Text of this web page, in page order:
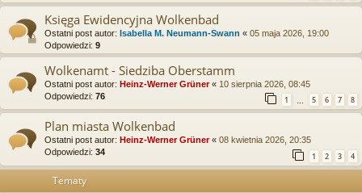
Księga Ewidencyjna Wolkenbad
Ostatni post autor: Isabella M. Neumann-Swann « 05 maja 2026, 19:00
Odpowiedzi: 9
Wolkenamt - Siedziba Oberstamm
Ostatni post autor: Heinz-Werner Grüner« 10 sierpnia 2026, 08:45
Odpowiedzi: 76 1 … 5 6 7 8
Plan miasta Wolkenbad
Ostatni post autor: Heinz-Werner Grüner« 08 kwietnia 2026, 20:35
Odpowiedzi: 34 1 2 3 4
Tematy